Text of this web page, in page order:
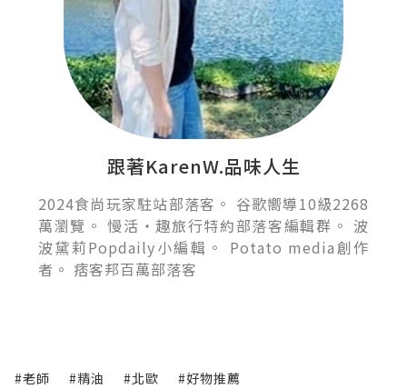
跟著KarenW.品味人生
2024食尚玩家駐站部落客。 谷歌嚮導10級2268
萬瀏覽。 慢活‧趣旅行特約部落客編輯群。 波
波黛莉Popdaily小編輯。 Potato media創作
者。 痞客邦百萬部落客
#老師 #精油 #北歐 #好物推薦